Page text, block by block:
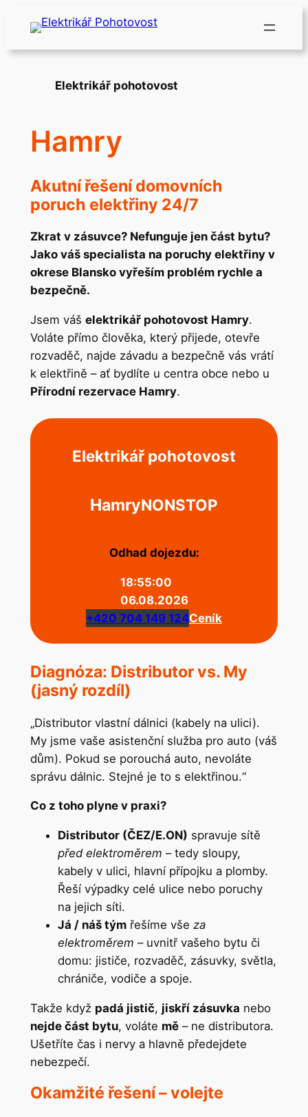
Přeskočit
obsah
Elektrikář pohotovost
Hamry
Akutní řešení domovních
poruch elektřiny 24/7
Zkrat v zásuvce? Nefunguje jen část bytu?
Jako váš specialista na poruchy elektřiny v
okrese Blansko vyřeším problém rychle a
bezpečně.
Jsem váš elektrikář pohotovost Hamry.
Voláte přímo člověka, který přijede, otevře
rozvaděč, najde závadu a bezpečně vás vrátí
k elektřině – ať bydlíte u centra obce nebo u
Přírodní rezervace Hamry.
Elektrikář pohotovost
HamryNONSTOP
Odhad dojezdu:
18:55:00
06.08.2026
+420 704 149 124Ceník
Diagnóza: Distributor vs. My
(jasný rozdíl)
„Distributor vlastní dálnici (kabely na ulici).
My jsme vaše asistenční služba pro auto (váš
dům). Pokud se porouchá auto, nevoláte
správu dálnic. Stejné je to s elektřinou.“
Co z toho plyne v praxi?
Distributor (ČEZ/E.ON) spravuje sítě
před elektroměrem – tedy sloupy,
kabely v ulici, hlavní přípojku a plomby.
Řeší výpadky celé ulice nebo poruchy
na jejich síti.
Já / náš týmřešíme vše za
elektroměrem – uvnitř vašeho bytu či
domu: jističe, rozvaděč, zásuvky, světla,
chrániče, vodiče a spoje.
Takže když padá jistič, jiskří zásuvka nebo
nejde část bytu, voláte mě– ne distributora.
Ušetříte čas i nervy a hlavně předejdete
nebezpečí.
Okamžité řešení – volejte